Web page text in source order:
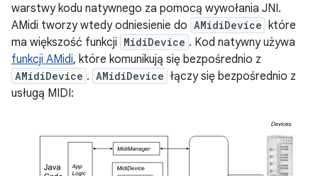
warstwy kodu natywnego za pomocą wywołania JNI.
AMidi tworzy wtedy odniesienie do AMidiDevice które
ma większość funkcji MidiDevice . Kod natywny używa
funkcji AMidi, które komunikują się bezpośrednio z
AMidiDevice . AMidiDevice łączy się bezpośrednio z
usługą MIDI: